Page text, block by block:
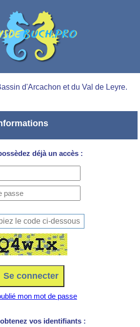
d'Arcachon et du Val de Leyre.
déjà un accès :
mon mot de passe
vos identifiants :